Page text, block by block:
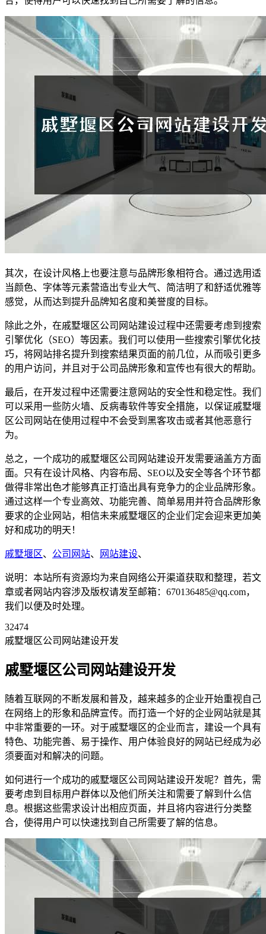
其次，在设计风格上也要注意与品牌形象相符合。通过选用适
当颜色、字体等元素营造出专业大气、简洁明了和舒适优雅等
感觉，从而达到提升品牌知名度和美誉度的目标。
除此之外，在戚墅堰区公司网站建设过程中还需要考虑到搜索
引擎优化（SEO）等因素。我们可以使用一些搜索引擎优化技
巧，将网站排名提升到搜索结果页面的前几位，从而吸引更多
的用户访问，并且对于公司品牌形象和宣传也有很大的帮助。
最后，在开发过程中还需要注意网站的安全性和稳定性。我们
可以采用一些防火墙、反病毒软件等安全措施，以保证戚墅堰
区公司网站在使用过程中不会受到黑客攻击或者其他恶意行
为。
总之，一个成功的戚墅堰区公司网站建设开发需要涵盖方方面
面。只有在设计风格、内容布局、SEO以及安全等各个环节都
做得非常出色才能够真正打造出具有竞争力的企业品牌形象。
通过这样一个专业高效、功能完善、简单易用并符合品牌形象
要求的企业网站，相信未来戚墅堰区的企业们定会迎来更加美
好和成功的明天！
戚墅堰区、 公司网站、 网站建设、
说明：本站所有资源均为来自网络公开渠道获取和整理，若文
章或者网站内容涉及版权请发至邮箱：670136485@qq.com，
我们以便及时处理。
32474
戚墅堰区公司网站建设开发
戚墅堰区公司网站建设开发
随着互联网的不断发展和普及，越来越多的企业开始重视自己
在网络上的形象和品牌宣传。而打造一个好的企业网站就是其
中非常重要的一环。对于戚墅堰区的企业而言，建设一个具有
特色、功能完善、易于操作、用户体验良好的网站已经成为必
须要面对和解决的问题。
如何进行一个成功的戚墅堰区公司网站建设开发呢？首先，需
要考虑到目标用户群体以及他们所关注和需要了解到什么信
息。根据这些需求设计出相应页面，并且将内容进行分类整
合，使得用户可以快速找到自己所需要了解的信息。